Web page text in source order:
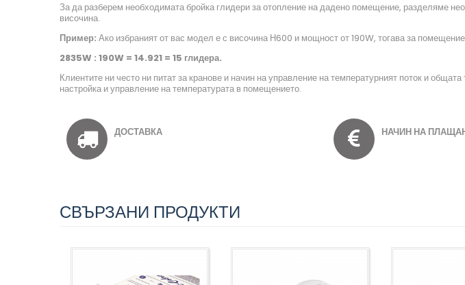
За да разберем необходимата бройка глидери за отопление на дадено помещение, разделяме
височина.
Пример: Ако избраният от вас модел е с височина Н600 и мощност от 190W, тогава за
2835W : 190W = 14.921 = 15 глидера.
Клиентите ни често ни питат за кранове и начин на управление на температурният поток и
настройка и управление на температурата в помещението.
ДОСТАВКА НАЧИН НА
СВЪРЗАНИ ПРОДУКТИ